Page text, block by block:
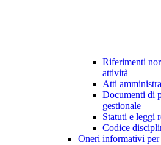
Riferimenti
attività
Atti
Documenti di
gestionale
Statuti e leggi
Codice
Oneri informativi per